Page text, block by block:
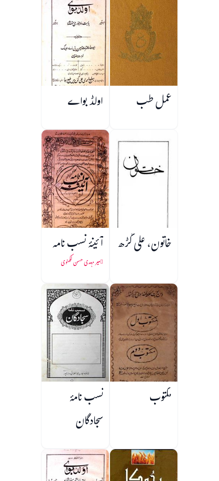
عمل طب اولڈ بواے
خاتون، علی گڑھ آئینۂ نسب نامہ
میر مہدی حسن لکھنوی
مکتوب نسب نامۂ
سجادگان